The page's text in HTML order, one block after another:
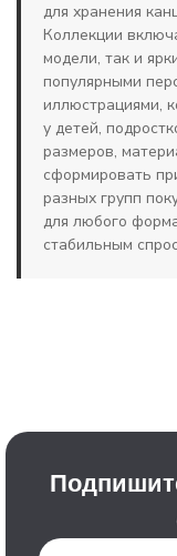
для хранения
Коллекции
модели, так и
популярными
иллюстрациями,
у детей,
размеров,
сформировать
разных групп
для любого
стабильным